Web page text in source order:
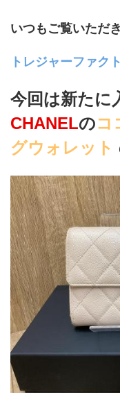
いつもご覧いただ
トレジャーファク
今回は新たに
CHANELのコ
グウォレット